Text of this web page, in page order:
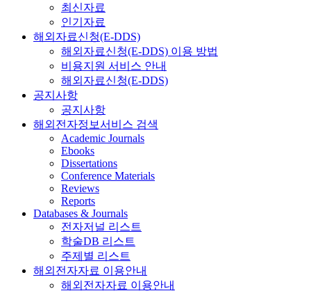
최신자료
인기자료
해외자료신청(E-DDS)
해외자료신청(E-DDS) 이용 방법
비용지원 서비스 안내
해외자료신청(E-DDS)
공지사항
공지사항
해외전자정보서비스 검색
Academic Journals
Ebooks
Dissertations
Conference Materials
Reviews
Reports
Databases & Journals
전자저널 리스트
학술DB 리스트
주제별 리스트
해외전자자료 이용안내
해외전자자료 이용안내